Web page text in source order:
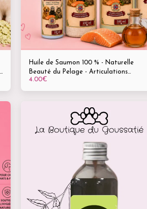
Huile de Saumon 100 % - Naturelle
Beauté du Pelage - Articulations
Souples - Immunité Boostée -
Complément riche en Oméga-3
4.00€